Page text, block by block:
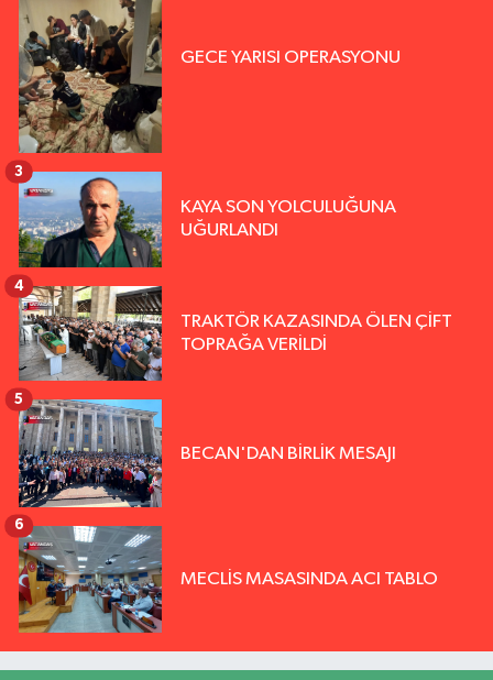
GECE YARISI OPERASYONU
KAYA SON YOLCULUĞUNA
UĞURLANDI
3
TRAKTÖR KAZASINDA ÖLEN ÇİFT
TOPRAĞA VERİLDİ
4
BECAN'DAN BİRLİK MESAJI
5
MECLİS MASASINDA ACI TABLO
6